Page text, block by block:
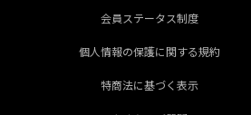
会員ステータス制度
個人情報の保護に関する規約
特商法に基づく表示